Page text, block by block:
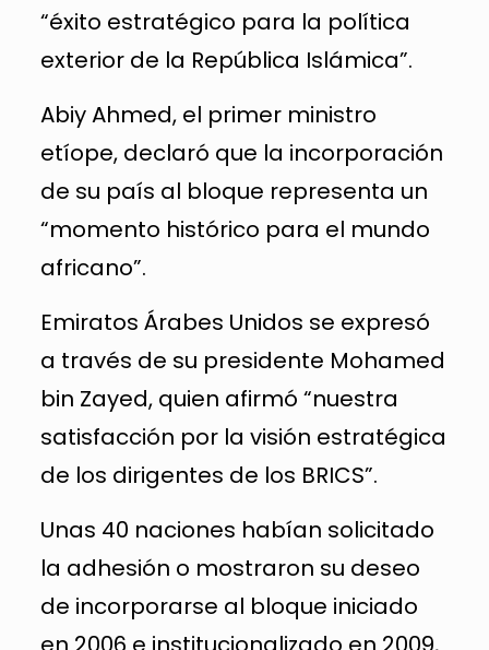
“éxito estratégico para la política
exterior de la República Islámica”.
Abiy Ahmed, el primer ministro
etíope, declaró que la incorporación
de su país al bloque representa un
“momento histórico para el mundo
africano”.
Emiratos Árabes Unidos se expresó
a través de su presidente Mohamed
bin Zayed, quien afirmó “nuestra
satisfacción por la visión estratégica
de los dirigentes de los BRICS”.
Unas 40 naciones habían solicitado
la adhesión o mostraron su deseo
de incorporarse al bloque iniciado